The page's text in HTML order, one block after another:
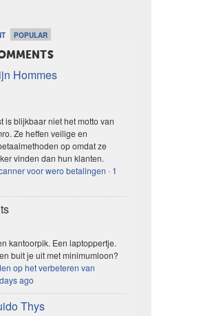
POPULAR
Hommes
is blijkbaar niet het motto van
Ze heffen veilige en
op omdat ze
vinden dan hun klanten.
voor wero betalingen · 1
kantoorpik. Een laptoppertje.
buit je uit met minimumloon?
op het verbeteren van
ago
Thys